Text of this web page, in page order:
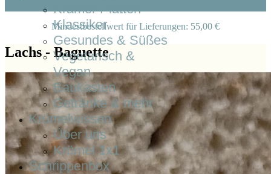
Krämer Platten
Klassiker
Gesundes & Süßes
Vegetarisch &
Vegan
Baukasten
Getränke & mehr
Krümelwissen
Über uns
Krümel 1x1
Schrippenbox
Mindestbestellwert für Lieferungen: 55,00 €
Lachs - Baguette